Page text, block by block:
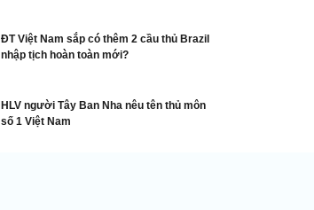
ĐT Việt Nam sắp có thêm 2 cầu thủ Brazil
nhập tịch hoàn toàn mới?
HLV người Tây Ban Nha nêu tên thủ môn
số 1 Việt Nam